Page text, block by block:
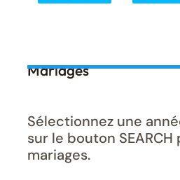
Mariages
Sélectionnez une
sur le bouton
mariages.